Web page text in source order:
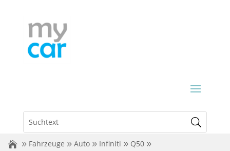
Fahrzeuge Auto Infiniti
Q50